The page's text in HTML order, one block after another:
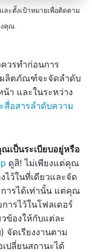
ะตั้งเป้าหมายเพื่อติดตาม
งคุณ
วรทำก่อนการ
ผลิตภัณฑ์จะจัดลำดับ
า และในระหว่าง
อสารลำดับความ
เป็นระเบียบอยู่หรือ
ดูสิ! ไม่เพียงแต่คุณ
ไว้ในที่เดียวและจัด
ารได้เท่านั้น แต่คุณ
ารไว้ในโฟลเดอร์
ข้องให้กับแต่ละ
จัดเรียงงานตาม
ปลี่ยนสถานะได้